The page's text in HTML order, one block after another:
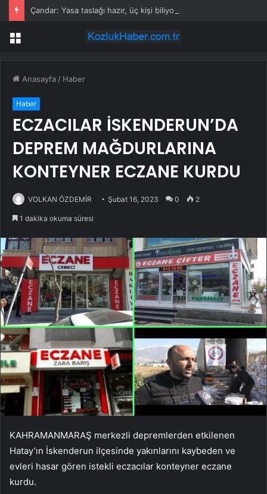
Çandar: Yasa taslağı hazır, üç kişi biliyor
Menü
Anasayfa / Haber
Haber
ECZACILAR İSKENDERUN’DA
DEPREM MAĞDURLARINA
KONTEYNER ECZANE KURDU
VOLKAN ÖZDEMİR Şubat 16, 2023 0 2
1 dakika okuma süresi
KAHRAMANMARAŞ merkezli depremlerden etkilenen
Hatay’ın İskenderun ilçesinde yakınlarını kaybeden ve
evleri hasar gören istekli eczacılar konteyner eczane
kurdu.